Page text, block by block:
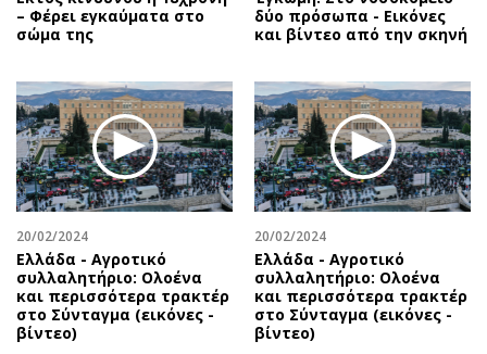
Ενέργεια
Περιβάλλον
Ελλάδα
Κόσμος
Παράξενα
Πολιτισμός
Σινεμά
Θέατρο-Χορός
Μουσική
Εικαστικά
Γυναίκα
Ταξίδια
Συνταγές
Έξοδος
Media
Εκπομπές
Wine routes
Podcasts
Uncut
Προσφορές
– Φέρει εγκαύματα στο
σώμα της
δύο πρόσωπα - Εικόνες
και βίντεο από την σκηνή
20/02/2024
Ελλάδα - Αγροτικό
συλλαλητήριο: Ολοένα
και περισσότερα τρακτέρ
στο Σύνταγμα (εικόνες -
βίντεο)
20/02/2024
Ελλάδα - Αγροτικό
συλλαλητήριο: Ολοένα
και περισσότερα τρακτέρ
στο Σύνταγμα (εικόνες -
βίντεο)